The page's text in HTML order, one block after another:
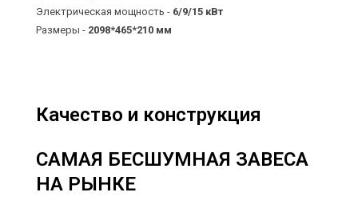
Электрическая мощность - 6/9/15 кВт
Размеры - 2098*465*210 мм
Качество и конструкция
САМАЯ БЕСШУМНАЯ ЗАВЕСА
НА РЫНКЕ